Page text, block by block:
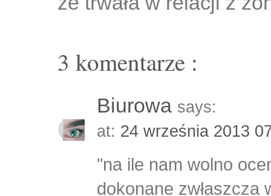
3 komentarze :
Biurowa says:
at: 24 września 2013
"na ile nam wolno
dokonane zwłaszcza